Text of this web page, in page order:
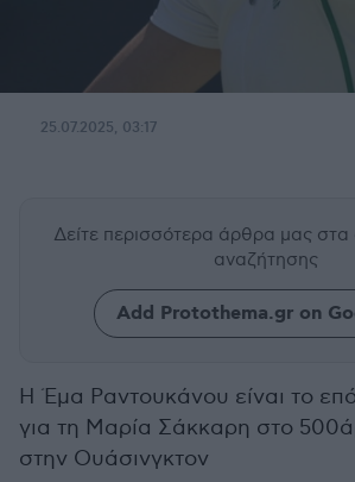
25.07.2025, 03:17
Δείτε περισσότερα άρθρα μας στα
αναζήτησης
Add Protothema.gr on
Η Έμα Ραντουκάνου είναι το
για τη Μαρία Σάκκαρη στο
στην Ουάσινγκτον